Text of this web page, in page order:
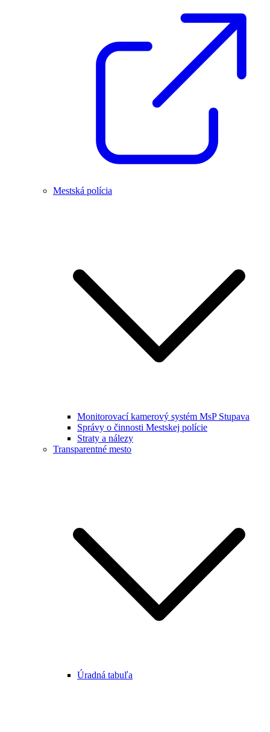
Mestská polícia
Monitorovací kamerový systém MsP Stupava
Správy o činnosti Mestskej polície
Straty a nálezy
Transparentné mesto
Úradná tabuľa